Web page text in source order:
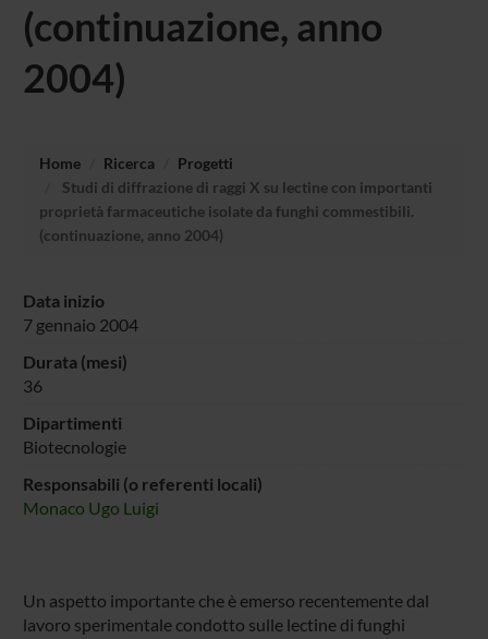
(continuazione, anno
2004)
Home Ricerca
Progetti
Studi di diffrazione di raggi X su lectine con importanti
proprietà farmaceutiche isolate da funghi commestibili.
(continuazione, anno 2004)
Data inizio
7 gennaio 2004
Durata (mesi)
36
Dipartimenti
Biotecnologie
Responsabili (o referenti locali)
Monaco Ugo Luigi
Un aspetto importante che è emerso recentemente dal
lavoro sperimentale condotto sulle lectine di funghi